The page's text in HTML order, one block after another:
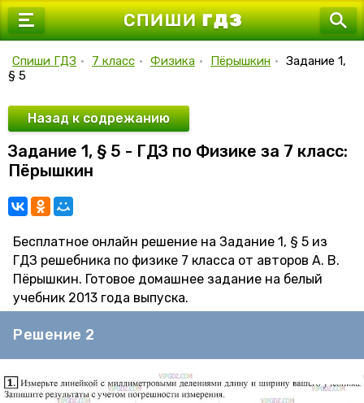
7 класс
9 класс
10 класс
11 класс
Спиши ГДЗ • 7 класс • Физика • Пёрышкин • Задание 1,
§ 5
Назад к содрежанию
Задание 1, § 5 - ГДЗ по Физике за 7 класс:
Пёрышкин
Бесплатное онлайн решение на Задание 1, § 5 из
ГДЗ решебника по физике 7 класса от авторов А. В.
Пёрышкин. Готовое домашнее задание на белый
учебник 2013 года выпуска.
Решение 2